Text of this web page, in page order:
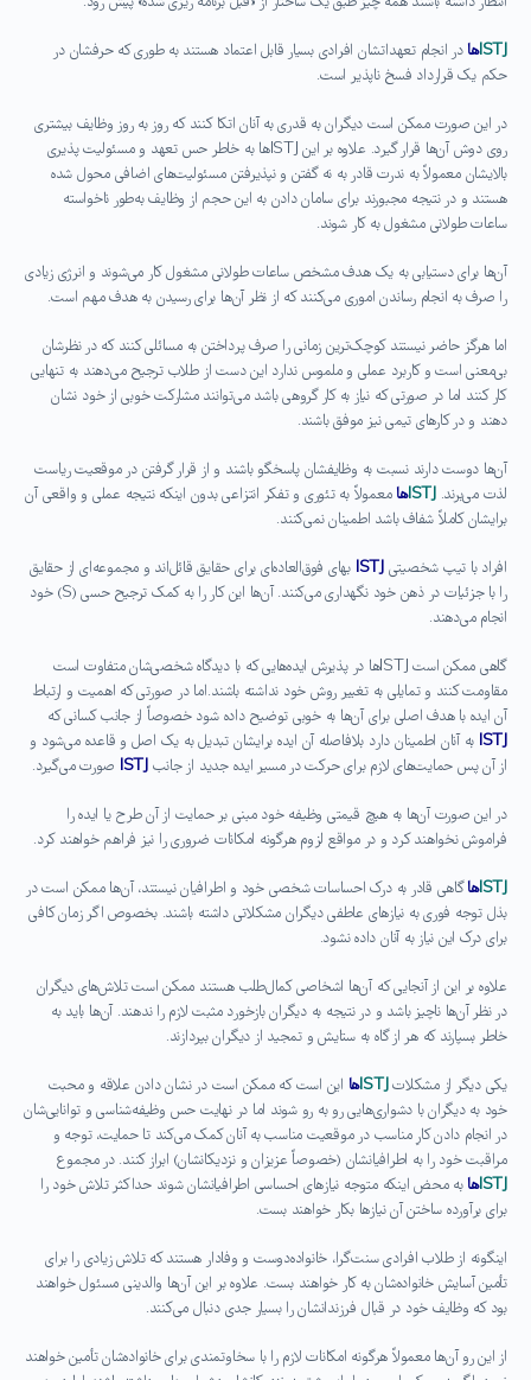
ISTJها در انجام تعهداتشان افرادی بسیار قابل اعتماد هستند به طوری که حرفشان در
حکم یک قرارداد فسخ ناپذیر است.
در این صورت ممکن است دیگران به قدری به آنان اتکا کنند که روز به روز وظایف بیشتری
روی دوش آن‌ها قرار گیرد. علاوه بر این ISTJها به خاطر حس تعهد و مسئولیت پذیری
بالایشان معمولاً به ندرت قادر به نه گفتن و نپذیرفتن مسئولیت‌های اضافی محول شده
هستند و در نتیجه مجبورند برای سامان دادن به این حجم از وظایف به‌طور ناخواسته
ساعات طولانی مشغول به کار شوند.
آن‌ها برای دستیابی به یک هدف مشخص ساعات طولانی مشغول کار می‌شوند و انرژی زیادی
را صرف به انجام رساندن اموری می‌کنند که از نظر آن‌ها برای رسیدن به هدف مهم است.
اما هرگز حاضر نیستند کوچک‌ترین زمانی را صرف پرداختن به مسائلی کنند که در نظرشان
بی‌معنی است و کاربرد عملی و ملموس ندارد این دست از طلاب ترجیح می‌دهند به تنهایی
کار کنند اما در صورتی که نیاز به کار گروهی باشد می‌توانند مشارکت خوبی از خود نشان
دهند و در کارهای تیمی نیز موفق باشند.
آن‌ها دوست دارند نسبت به وظایفشان پاسخگو باشند و از قرار گرفتن در موقعیت ریاست
لذت می‌برند.ISTJها معمولاً به تئوری و تفکر انتزاعی بدون اینکه نتیجه عملی و واقعی آن
برایشان کاملاً شفاف باشد اطمینان نمی‌کنند.
افراد با تیپ شخصیتیISTJ بهای فوق‌العاده‌ای برای حقایق قائل‌اند و مجموعه‌ای از حقایق
را با جزئیات در ذهن خود نگهداری می‌کنند. آن‌ها این کار را به کمک ترجیح حسی (S) خود
انجام می‌دهند.
گاهی ممکن است ISTJها در پذیرش ایده‌هایی که با دیدگاه شخصی‌شان متفاوت است
مقاومت کنند و تمایلی به تغییر روش خود نداشته باشند. اما در صورتی که اهمیت و ارتباط
آن ایده با هدف اصلی برای آن‌ها به خوبی توضیح داده شود خصوصاً از جانب کسانی که
ISTJ به آنان اطمینان دارد بلافاصله آن ایده برایشان تبدیل به یک اصل و قاعده می‌شود و
از آن پس حمایت‌های لازم برای حرکت در مسیر ایده جدید از جانبISTJ صورت می‌گیرد.
در این صورت آن‌ها به هیچ قیمتی وظیفه خود مبنی بر حمایت از آن طرح یا ایده را
فراموش نخواهند کرد و در مواقع لزوم هرگونه امکانات ضروری را نیز فراهم خواهند کرد.
ISTJهاگاهی قادر به درک احساسات شخصی خود و اطرافیان نیستند، آن‌ها ممکن است در
بذل توجه فوری به نیازهای عاطفی دیگران مشکلاتی داشته باشند. بخصوص اگر زمان کافی
برای درک این نیاز به آنان داده نشود.
علاوه بر این از آنجایی که آن‌ها اشخاصی کمال‌طلب هستند ممکن است تلاش‌های دیگران
در نظر آن‌ها ناچیز باشد و در نتیجه به دیگران بازخورد مثبت لازم را ندهند. آن‌ها باید به
خاطر بسپارند که هر از گاه به ستایش و تمجید از دیگران بپردازند.
یکی دیگر از مشکلاتISTJها این است که ممکن است در نشان دادن علاقه و محبت
خود به دیگران با دشواری‌هایی رو به رو شوند اما در نهایت حس وظیفه‌شناسی و توانایی‌شان
در انجام دادن کارِ مناسب در موقعیت مناسب به آنان کمک می‌کند تا حمایت، توجه و
مراقبت خود را به اطرافیانشان (خصوصاً عزیزان و نزدیکانشان) ابراز کنند. در مجموع
ISTJها به محض اینکه متوجه نیازهای احساسی اطرافیانشان شوند حداکثر تلاش خود را
برای برآورده ساختن آن نیازها بکار خواهند بست.
اینگونه از طلاب افرادی سنت‌گرا، خانواده‌دوست و وفادار هستند که تلاش زیادی را برای
تأمین آسایش خانواده‌شان به کار خواهند بست. علاوه بر این آن‌ها والدینی مسئول خواهند
بود که وظایف خود در قبال فرزندانشان را بسیار جدی دنبال می‌کنند.
از این رو آن‌ها معمولاً هرگونه امکانات لازم را با سخاوتمندی برای خانواده‌شان تأمین خواهند